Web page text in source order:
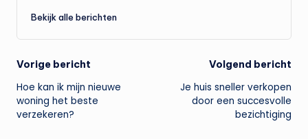
Bekijk alle berichten
Bericht
navigatie
Vorige bericht
Hoe kan ik mijn nieuwe
woning het beste
verzekeren?
Volgend bericht
Je huis sneller verkopen
door een succesvolle
bezichtiging